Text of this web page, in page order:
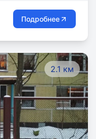
Подробнее
2.1 км